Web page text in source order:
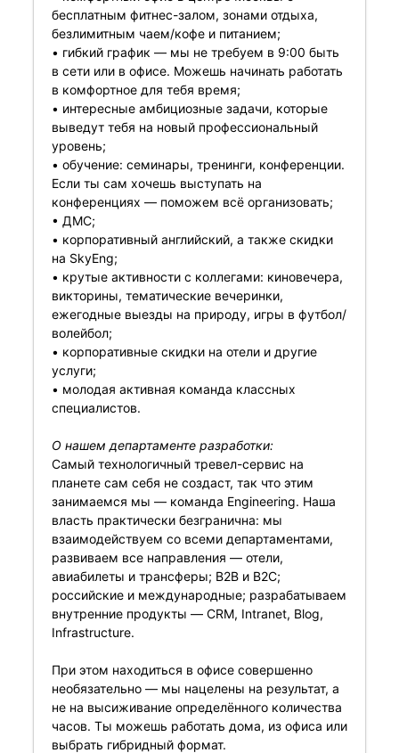
бесплатным фитнес-залом, зонами отдыха,
безлимитным чаем/кофе и питанием;
• гибкий график — мы не требуем в 9:00 быть
в сети или в офисе. Можешь начинать работать
в комфортное для тебя время;
• интересные амбициозные задачи, которые
выведут тебя на новый профессиональный
уровень;
• обучение: семинары, тренинги, конференции.
Если ты сам хочешь выступать на
конференциях — поможем всё организовать;
• ДМС;
• корпоративный английский, а также скидки
на SkyEng;
• крутые активности с коллегами: киновечера,
викторины, тематические вечеринки,
ежегодные выезды на природу, игры в футбол/
волейбол;
• корпоративные скидки на отели и другие
услуги;
• молодая активная команда классных
специалистов.
О нашем департаменте разработки:
Самый технологичный тревел-сервис на
планете сам себя не создаст, так что этим
занимаемся мы — команда Engineering. Наша
власть практически безгранична: мы
взаимодействуем со всеми департаментами,
развиваем все направления — отели,
авиабилеты и трансферы; B2B и В2С;
российские и международные; разрабатываем
внутренние продукты — CRM, Intranet, Blog,
Infrastructure.
При этом находиться в офисе совершенно
необязательно — мы нацелены на результат, а
не на высиживание определённого количества
часов. Ты можешь работать дома, из офиса или
выбрать гибридный формат.